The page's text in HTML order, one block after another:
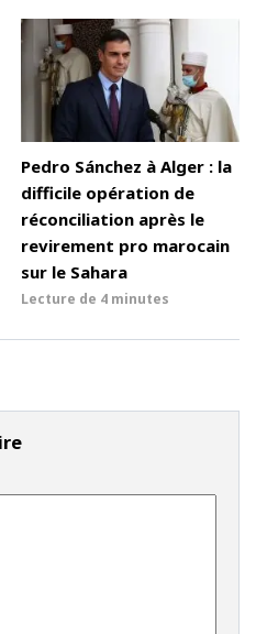
Pedro Sánchez à Alger : la
difficile opération de
réconciliation après le
revirement pro marocain
sur le Sahara
Lecture de 4 minutes